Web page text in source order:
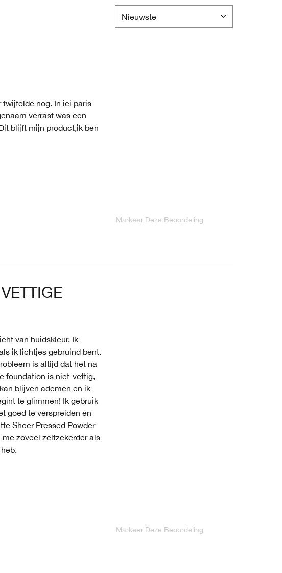
twijfelde nog. In ici paris
verrast was een
blijft mijn product,ik ben
Markeer Deze Beoordeling
van huidskleur. Ik
ik lichtjes gebruind bent.
is altijd dat het na
foundation is niet-vettig,
blijven ademen en ik
te glimmen! Ik gebruik
goed te verspreiden en
Sheer Pressed Powder
zoveel zelfzekerder als
Markeer Deze Beoordeling